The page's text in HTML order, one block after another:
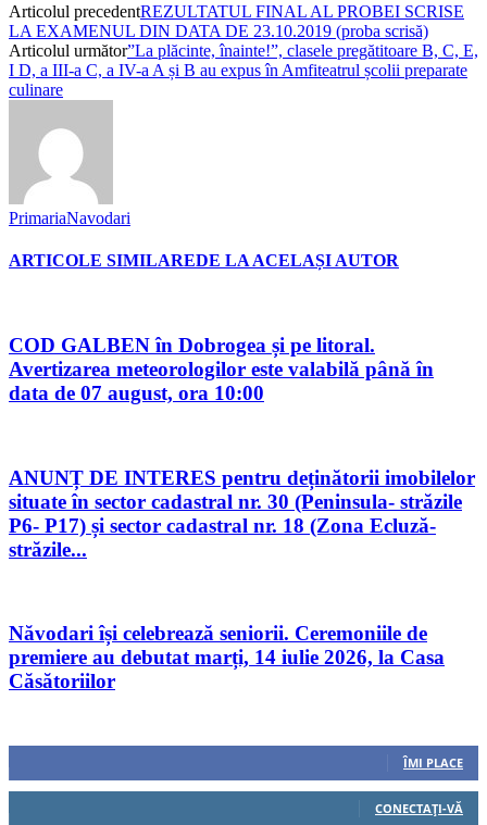
Articolul precedentREZULTATUL FINAL AL PROBEI SCRISE
LA EXAMENUL DIN DATA DE 23.10.2019 (proba scrisă)
Articolul următor”La plăcinte, înainte!”, clasele pregătitoare B, C, E,
I D, a III-a C, a IV-a A și B au expus în Amfiteatrul școlii preparate
culinare
PrimariaNavodari
ARTICOLE SIMILAREDE LA ACELAȘI AUTOR
COD GALBEN în Dobrogea și pe litoral.
Avertizarea meteorologilor este valabilă până în
data de 07 august, ora 10:00
ANUNȚ DE INTERES pentru deținătorii imobilelor
situate în sector cadastral nr. 30 (Peninsula- străzile
P6- P17) și sector cadastral nr. 18 (Zona Ecluză-
străzile...
Năvodari își celebrează seniorii. Ceremoniile de
premiere au debutat marți, 14 iulie 2026, la Casa
Căsătoriilor
ÎMI PLACE
CONECTAȚI-VĂ